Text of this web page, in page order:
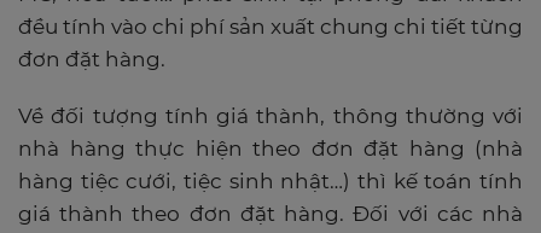
đều tính vào chi phí sản xuất chung chi tiết từng
đơn đặt hàng.
Về đối tượng tính giá thành, thông thường với
nhà hàng thực hiện theo đơn đặt hàng (nhà
hàng tiệc cưới, tiệc sinh nhật…) thì kế toán tính
giá thành theo đơn đặt hàng. Đối với các nhà